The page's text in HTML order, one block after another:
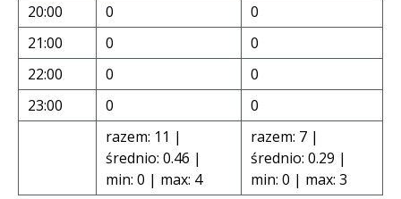
20:00
0
0
21:00
0
0
22:00
0
0
23:00
0
0
razem: 11 |
średnio: 0.46 |
min: 0 | max: 4
razem: 7 |
średnio: 0.29 |
min: 0 | max: 3